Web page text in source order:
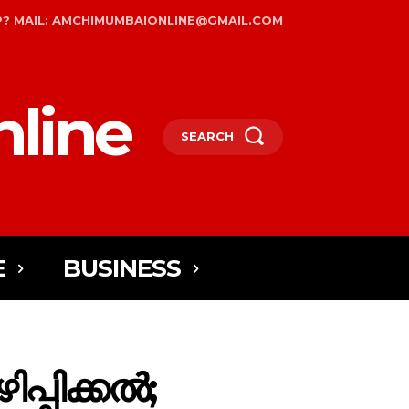
MAIL: AMCHIMUMBAIONLINE@GMAIL.COM
SEARCH
BUSINESS